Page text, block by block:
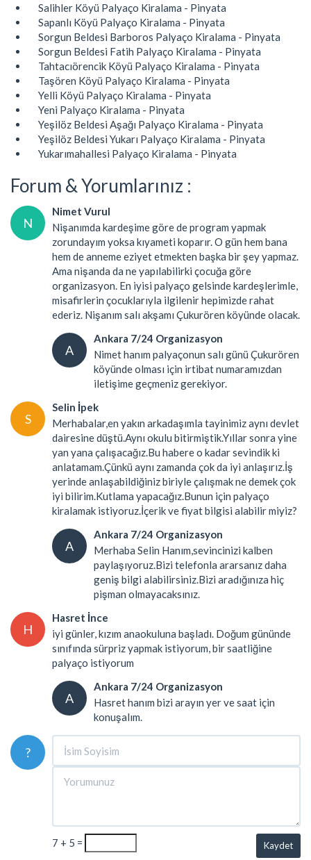
Salihler Köyü Palyaço Kiralama - Pinyata
Sapanlı Köyü Palyaço Kiralama - Pinyata
Sorgun Beldesi Barboros Palyaço Kiralama - Pinyata
Sorgun Beldesi Fatih Palyaço Kiralama - Pinyata
Tahtacıörencik Köyü Palyaço Kiralama - Pinyata
Taşören Köyü Palyaço Kiralama - Pinyata
Yelli Köyü Palyaço Kiralama - Pinyata
Yeni Palyaço Kiralama - Pinyata
Yeşilöz Beldesi Aşağı Palyaço Kiralama - Pinyata
Yeşilöz Beldesi Yukarı Palyaço Kiralama - Pinyata
Yukarımahallesi Palyaço Kiralama - Pinyata
Forum & Yorumlarınız :
N
Nimet Vurul
Nişanımda kardeşime göre de program yapmak
zorundayım yoksa kıyameti koparır. O gün hem bana
hem de anneme eziyet etmekten başka bir şey yapmaz.
Ama nişanda da ne yapılabilirki çocuğa göre
organizasyon. En iyisi palyaço gelsinde kardeşlerimle,
misafirlerin çocuklarıyla ilgilenir hepimizde rahat
ederiz. Nişanım salı akşamı Çukurören köyünde olacak.
A
Ankara 7/24 Organizasyon
Nimet hanım palyaçonun salı günü Çukurören
köyünde olması için irtibat numaramızdan
iletişime geçmeniz gerekiyor.
S
Selin İpek
Merhabalar,en yakın arkadaşımla tayinimiz aynı devlet
dairesine düştü.Aynı okulu bitirmiştik.Yıllar sonra yine
yan yana çalışacağız.Bu habere o kadar sevindik ki
anlatamam.Çünkü aynı zamanda çok da iyi anlaşırız.İş
yerinde anlaşabildiğiniz biriyle çalışmak ne demek çok
iyi bilirim.Kutlama yapacağız.Bunun için palyaço
kiralamak istiyoruz.İçerik ve fiyat bilgisi alabilir miyiz?
A
Ankara 7/24 Organizasyon
Merhaba Selin Hanım,sevincinizi kalben
paylaşıyoruz.Bizi telefonla ararsanız daha
geniş bilgi alabilirsiniz.Bizi aradığınıza hiç
pişman olmayacaksınız.
H
Hasret İnce
iyi günler, kızım anaokuluna başladı. Doğum gününde
sınıfında sürpriz yapmak istiyorum, bir saatliğine
palyaço istiyorum
A
Ankara 7/24 Organizasyon
Hasret hanım bizi arayın yer ve saat için
konuşalım.
?
7 + 5 = Kaydet